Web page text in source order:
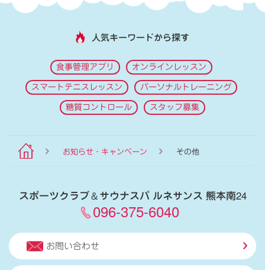
人気キーワードから探す
食事管理アプリ オンラインレッスン
スマートテニスレッスン パーソナルトレーニング
糖質コントロール スタッフ募集
お知らせ・キャンペーン その他
スポーツクラブ＆サウナスパ ルネサンス 熊本南24
096-375-6040
お問い合わせ